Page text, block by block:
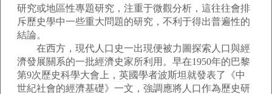
研究或地區性專題研究，注重于微觀分析，這往往會排
斥歷史學中一些重大問題的研究，不利于得出普遍性的
結論。
在西方，現代人口史一出現便被力圖探索人口與經
濟發展關系的一批經濟史家所利用。早在1950年的巴黎
第9次歷史科學大會上，英國學者波斯坦就發表了《中
世紀社會的經濟基礎》一文，強調應將人口作為歷史研